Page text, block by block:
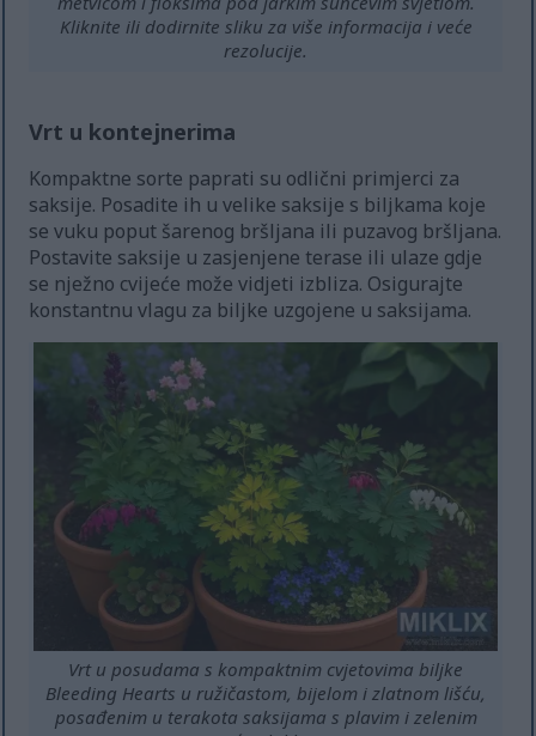
Kliknite ili dodirnite sliku za više informacija i veće
rezolucije.
Vrt u kontejnerima
Kompaktne sorte paprati su odlični primjerci za
saksije. Posadite ih u velike saksije s biljkama koje
se vuku poput šarenog bršljana ili puzavog bršljana.
Postavite saksije u zasjenjene terase ili ulaze gdje
se nježno cvijeće može vidjeti izbliza. Osigurajte
konstantnu vlagu za biljke uzgojene u saksijama.
Vrt u posudama s kompaktnim cvjetovima biljke
Bleeding Hearts u ružičastom, bijelom i zlatnom lišću,
posađenim u terakota saksijama s plavim i zelenim